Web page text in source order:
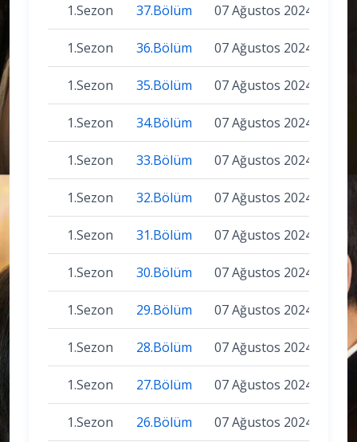
1.Sezon 37.Bölüm 07 Ağustos 2024
1.Sezon 36.Bölüm 07 Ağustos 2024
1.Sezon 35.Bölüm 07 Ağustos 2024
1.Sezon 34.Bölüm 07 Ağustos 2024
1.Sezon 33.Bölüm 07 Ağustos 2024
1.Sezon 32.Bölüm 07 Ağustos 2024
1.Sezon 31.Bölüm 07 Ağustos 2024
1.Sezon 30.Bölüm 07 Ağustos 2024
1.Sezon 29.Bölüm 07 Ağustos 2024
1.Sezon 28.Bölüm 07 Ağustos 2024
1.Sezon 27.Bölüm 07 Ağustos 2024
1.Sezon 26.Bölüm 07 Ağustos 2024